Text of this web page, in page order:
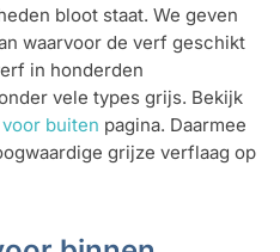
bloot staat. We geven
waarvoor de verf geschikt
in honderden
vele types grijs. Bekijk
buiten pagina. Daarmee
grijze verflaag op